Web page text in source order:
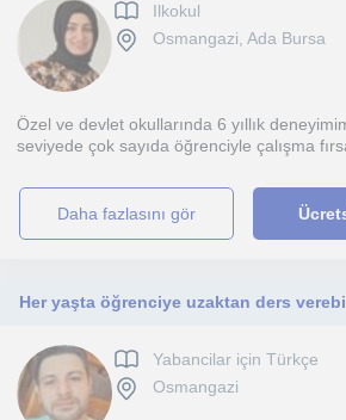
Ilkokul
Osmangazi, Ada Bursa
Özel ve devlet okullarında 6 yıllık
seviyede çok sayıda öğrenciyle çalışma
daha fazlasını gör
Yabancilar için Türkçe
Osmangazi